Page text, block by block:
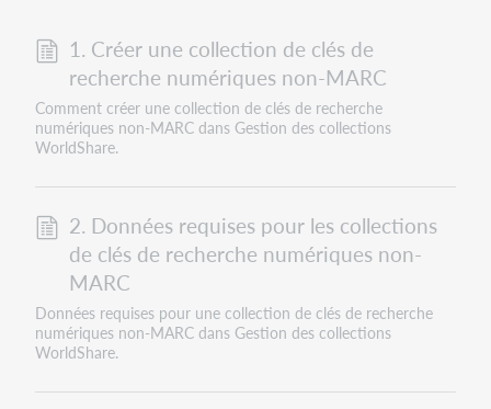
1. Créer une collection de clés de
recherche numériques non-MARC
Comment créer une collection de clés de recherche
numériques non-MARC dans Gestion des collections
WorldShare.
2. Données requises pour les collections
de clés de recherche numériques non-
MARC
Données requises pour une collection de clés de recherche
numériques non-MARC dans Gestion des collections
WorldShare.